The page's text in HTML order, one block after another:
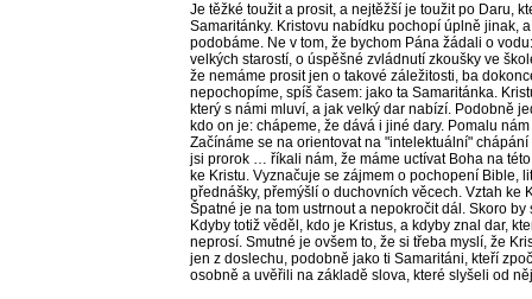
Je těžké toužit a prosit, a nejtěžší je toužit po Daru,
Samaritánky. Kristovu nabídku pochopí úplně jinak,
podobáme. Ne v tom, že bychom Pána žádali o
velkých starostí, o úspěšné zvládnutí zkoušky ve
že nemáme prosit jen o takové záležitosti, ba
nepochopíme, spíš časem: jako ta Samaritánka.
který s námi mluví, a jak velký dar nabízí. Podobně
kdo on je: chápeme, že dává i jiné dary. Pomalu
Začínáme se na orientovat na "intelektuální"
jsi prorok … říkali nám, že máme uctívat Boha na
ke Kristu. Vyznačuje se zájmem o pochopení Bible,
přednášky, přemýšlí o duchovních věcech. Vztah ke
Špatné je na tom ustrnout a nepokročit dál. Skoro
Kdyby totiž věděl, kdo je Kristus, a kdyby znal dar,
neprosí. Smutné je ovšem to, že si třeba myslí, že
jen z doslechu, podobně jako ti Samaritáni, kteří
osobně a uvěřili na základě slova, které slyšeli od